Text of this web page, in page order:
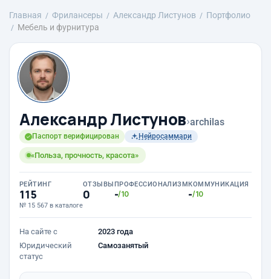
Главная Фрилансеры Александр Листунов
Портфолио
Мебель и фурнитура
Александр Листунов›archilas
Паспорт верифицирован Нейросаммари
«Польза, прочность, красота»
РЕЙТИНГ
115
№ 15 567 в каталоге
ОТЗЫВЫ
0
ПРОФЕССИОНАЛИЗМ
-/10
КОММУНИКАЦИЯ
-/10
На сайте с
2023 года
Юридический
статус
Самозанятый